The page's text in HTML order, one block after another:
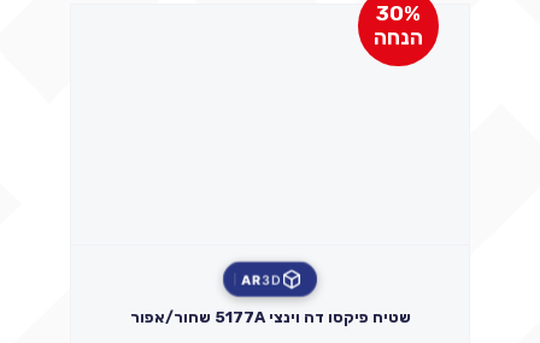
30%
הנחה
3D
AR
שטיח פיקסו דה וינצי 5177A שחור/אפור